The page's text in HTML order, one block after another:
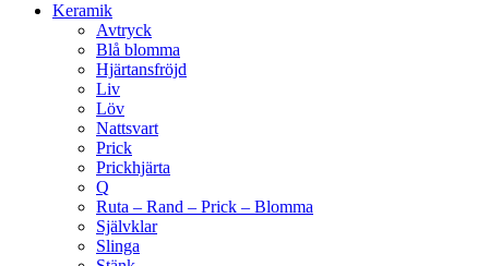
Keramik
Avtryck
Blå blomma
Hjärtansfröjd
Liv
Löv
Nattsvart
Prick
Prickhjärta
Q
Ruta – Rand – Prick – Blomma
Självklar
Slinga